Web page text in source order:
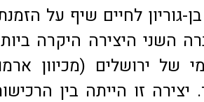
לחיים שיף על
השני היצירה היקרה
של ירושלים (מכיוון
ב-150 אלף דולר. יצירה זו הייתה בין